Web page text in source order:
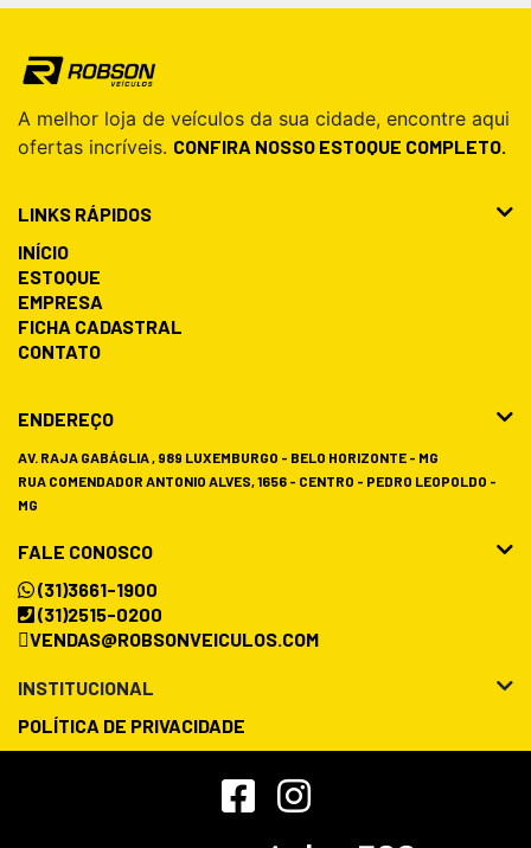
A melhor loja de veículos da sua cidade, encontre aqui
ofertas incríveis. CONFIRA NOSSO ESTOQUE COMPLETO.
LINKS RÁPIDOS
INÍCIO
ESTOQUE
EMPRESA
FICHA CADASTRAL
CONTATO
ENDEREÇO
AV. RAJA GABÁGLIA , 989 LUXEMBURGO - BELO HORIZONTE - MG
RUA COMENDADOR ANTONIO ALVES, 1656 - CENTRO - PEDRO LEOPOLDO -
MG
FALE CONOSCO
(31)3661-1900
(31)2515-0200
VENDAS@ROBSONVEICULOS.COM
INSTITUCIONAL
POLÍTICA DE PRIVACIDADE